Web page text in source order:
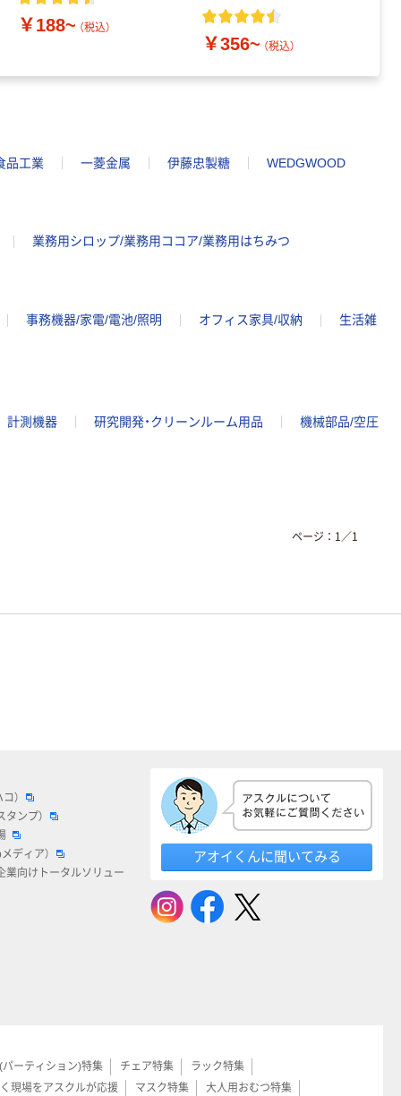
￥188~ （税込）
￥356~ （税込）
品工業 一菱金属 伊藤忠製糖 WEDGWOOD
業務用シロップ/業務用ココア/業務用はちみつ
事務機器/家電/電池/照明 オフィス家具/収納
生活雑
計測機器 研究開発・クリーンルーム用品
機械部品/空圧
ページ： 1 ／1
）
タンプ）
ディア）
業向けトータルソリュー
アオイくんに聞いてみる
ーティション)特集 チェア特集
ラック特集
現場をアスクルが応援 マスク特集 大人用おむつ特集